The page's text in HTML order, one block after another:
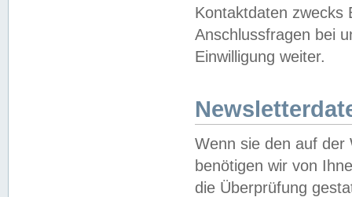
Kontaktdaten zwecks
Anschlussfragen bei
Einwilligung weiter.
Wenn sie den auf der
benötigen wir von
die Überprüfung